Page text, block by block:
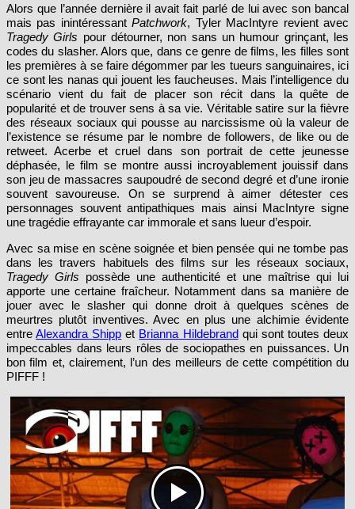
Alors que l’année dernière il avait fait parlé de lui avec son bancal
mais pas inintéressantPatchwork, Tyler MacIntyre revient avec
Tragedy Girls pour détourner, non sans un humour grinçant, les
codes du slasher. Alors que, dans ce genre de films, les filles sont
les premières à se faire dégommer par les tueurs sanguinaires, ici
ce sont les nanas qui jouent les faucheuses. Mais l’intelligence du
scénario vient du fait de placer son récit dans la quête de
popularité et de trouver sens à sa vie. Véritable satire sur la fièvre
des réseaux sociaux qui pousse au narcissisme où la valeur de
l’existence se résume par le nombre de followers, de like ou de
retweet. Acerbe et cruel dans son portrait de cette jeunesse
déphasée, le film se montre aussi incroyablement jouissif dans
son jeu de massacres saupoudré de second degré et d’une ironie
souvent savoureuse. On se surprend à aimer détester ces
personnages souvent antipathiques mais ainsi MacIntyre signe
une tragédie effrayante car immorale et sans lueur d’espoir.
Avec sa mise en scène soignée et bien pensée qui ne tombe pas
dans les travers habituels des films sur les réseaux sociaux,
Tragedy Girls possède une authenticité et une maîtrise qui lui
apporte une certaine fraîcheur. Notamment dans sa manière de
jouer avec le slasher qui donne droit à quelques scènes de
meurtres plutôt inventives. Avec en plus une alchimie évidente
entreAlexandra Shipp et Brianna Hildebrandqui sont toutes deux
impeccables dans leurs rôles de sociopathes en puissances. Un
bon film et, clairement, l’un des meilleurs de cette compétition du
PIFFF !